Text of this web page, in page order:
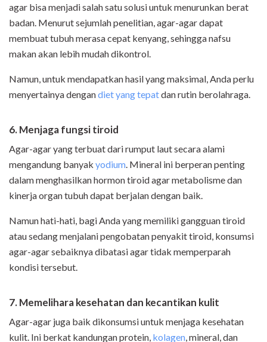
agar bisa menjadi salah satu solusi untuk menurunkan berat
badan. Menurut sejumlah penelitian, agar-agar dapat
membuat tubuh merasa cepat kenyang, sehingga nafsu
makan akan lebih mudah dikontrol.
Namun, untuk mendapatkan hasil yang maksimal, Anda perlu
menyertainya dengandiet yang tepatdan rutin berolahraga.
6. Menjaga fungsi tiroid
Agar-agar yang terbuat dari rumput laut secara alami
mengandung banyak yodium . Mineral ini berperan penting
dalam menghasilkan hormon tiroid agar metabolisme dan
kinerja organ tubuh dapat berjalan dengan baik.
Namun hati-hati, bagi Anda yang memiliki gangguan tiroid
atau sedang menjalani pengobatan penyakit tiroid, konsumsi
agar-agar sebaiknya dibatasi agar tidak memperparah
kondisi tersebut.
7. Memelihara kesehatan dan kecantikan kulit
Agar-agar juga baik dikonsumsi untuk menjaga kesehatan
kulit. Ini berkat kandungan protein, kolagen , mineral, dan